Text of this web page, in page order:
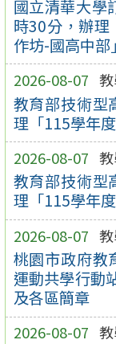
國立清華大學
時30分，辦
作坊-國高中部」
2026-08-07
教育部技術型
理「115學年
2026-08-07
教育部技術型
理「115學年
2026-08-07
桃園市政府教
運動共學行動
及各區簡章
2026-08-07